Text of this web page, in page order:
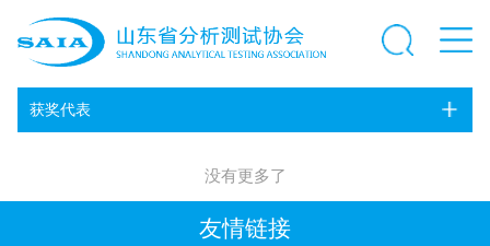
获奖代表
没有更多了
友情链接